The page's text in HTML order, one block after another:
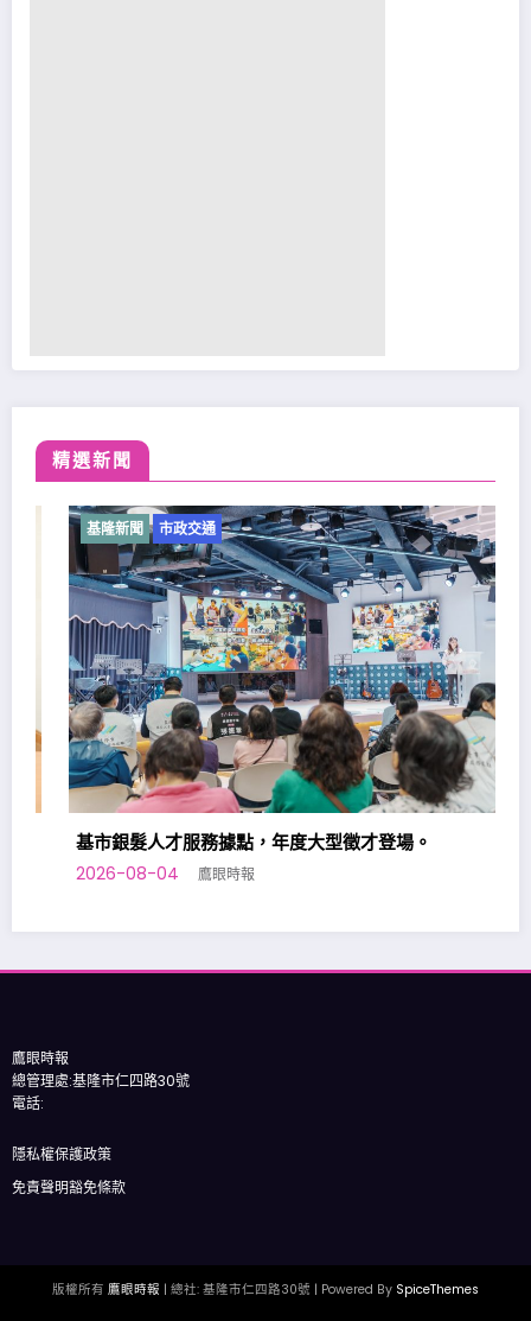
精選新聞
基隆新聞 市政交通
基市銀髮人才服務據點，年度大型徵才登場。
2026-08-04 鷹眼時報
鷹眼時報
總管理處:基隆市仁四路30號
電話:
隱私權保護政策
免責聲明豁免條款
版權所有 鷹眼時報 | 總社: 基隆市仁四路30號 | Powered By SpiceThemes